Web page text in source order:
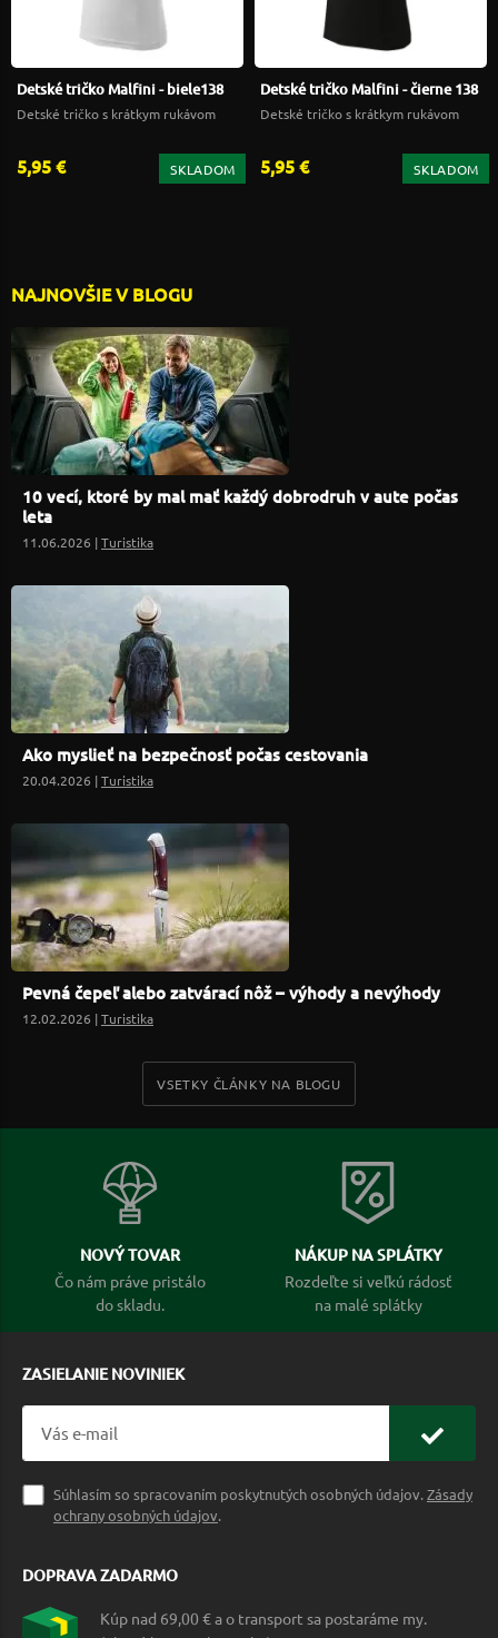
Detské tričko Malfini - biele138
Detské tričko s krátkym rukávom
5,95 € SKLADOM
Detské tričko Malfini - čierne 138
Detské tričko s krátkym rukávom
5,95 € SKLADOM
NAJNOVŠIE V BLOGU
10 vecí, ktoré by mal mať každý dobrodruh v aute počas
leta
11.06.2026 |Turistika
Ako myslieť na bezpečnosť počas cestovania
20.04.2026 |Turistika
Pevná čepeľ alebo zatvárací nôž – výhody a nevýhody
12.02.2026 |Turistika
VSETKY ČLÁNKY NA BLOGU
NOVÝ TOVAR
Čo nám práve pristálo
do skladu.
NÁKUP NA SPLÁTKY
Rozdeľte si veľkú rádosť
na malé splátky
ZASIELANIE NOVINIEK
Súhlasím so spracovaním poskytnutých osobných údajov.Zásady
ochrany osobných údajov.
DOPRAVA ZADARMO
Kúp nad 69,00 € a o transport sa postaráme my.